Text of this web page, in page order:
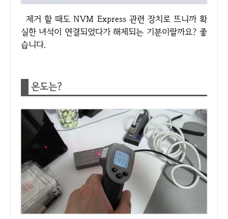
제거 할 때도 NVM Express 관련 장치로 뜨니까 확
실한 녀석이 연결되었다가 해제되는 기분이랄까요? 좋
습니다.
온도는?